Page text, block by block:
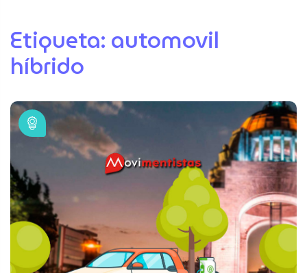
Etiqueta:automovil
híbrido